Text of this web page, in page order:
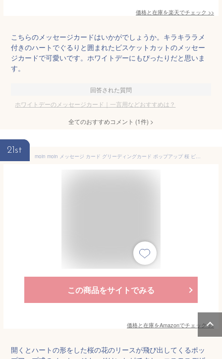
価格と在庫を楽天でチェック >>
こちらのメッセージカードはいかがでしょうか。キラキララメ
付きのハートでぐるりと囲まれたビスケットカットのメッセー
ジカードで可愛いです。ホワイトデーにもぴったりだと思いま
す。
回答された質問
ホワイトデーのメッセージカード｜一言用などおすすめは？
全てのおすすめコメント (1件) >
21st
moin moin メッセージ カード グリーディングカード ポップアップ 桜 ピンク ハート リース (ミニカード + 封筒 セット) 花束 蝶 花 フラワー 立体 飛び出す 3D ギフト 誕生日 記念日 プレゼント 2410me349
この商品をサイトでみる
価格と在庫をAmazonでチェック>>
開くとハートの形をした桜の花のリースが飛び出してくるポッ